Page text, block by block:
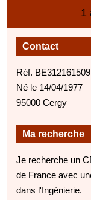
1
Contact
Réf. BE312161509
Né le 14/04/1977
95000 Cergy
Ma recherche
Je recherche un
de France avec
dans l'Ingénierie.